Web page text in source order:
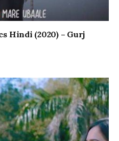
Hindi (2020) – Gurj